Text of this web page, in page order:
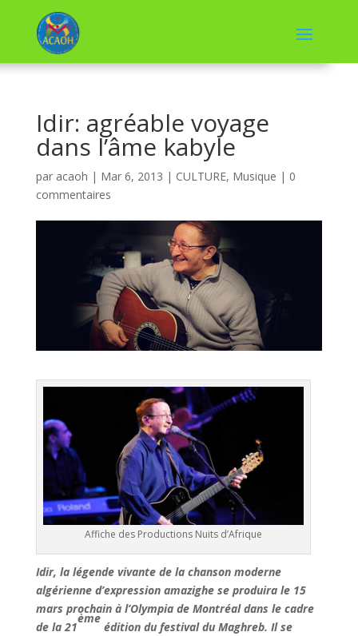
Idir: agréable voyage
dans l’âme kabyle
par acaoh | Mar 6, 2013 | CULTURE, Musique | 0
commentaires
Affiche des Productions Nuits d’Afrique
Idir, la légende vivante de la chanson moderne
algérienne d’expression amazighe se produira le 15
mars prochain à l’Olympia de Montréal dans le cadre
de la 21
ème
édition du festival du Maghreb. Il se